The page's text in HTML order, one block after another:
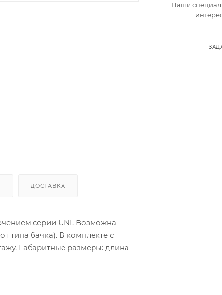
ДОСТАВКА
серии UNI. Возможна
типа бачка). В комплекте с
Габаритные размеры: длина -
Наши